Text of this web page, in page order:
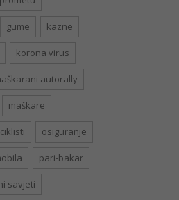
gume kazne
korona virus
autorally
maškare
osiguranje
pari-bakar
savjeti